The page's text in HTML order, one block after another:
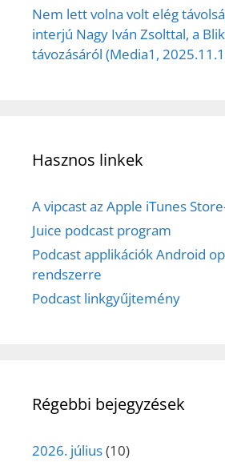
Nem lett volna volt elég
interjú Nagy Iván Zsolttal, a
távozásáról (Media1,
Hasznos linkek
A vipcast az Apple iTunes
Juice podcast program
Podcast applikációk Android
rendszerre
Podcast linkgyűjtemény
Régebbi bejegyzések
2026. július(10)